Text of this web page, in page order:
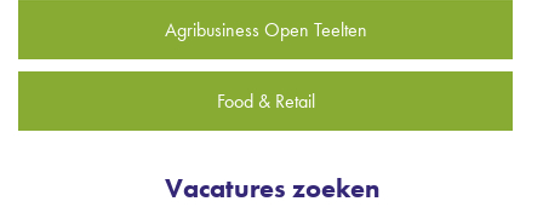
Agribusiness Open Teelten
Food & Retail
Vacatures zoeken